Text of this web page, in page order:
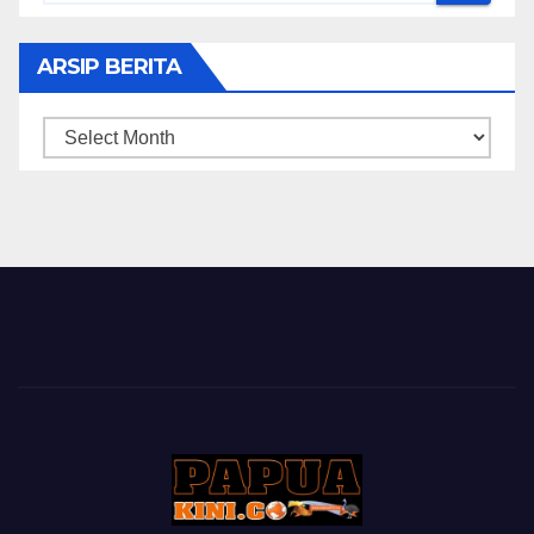
ARSIP BERITA
ARSIP